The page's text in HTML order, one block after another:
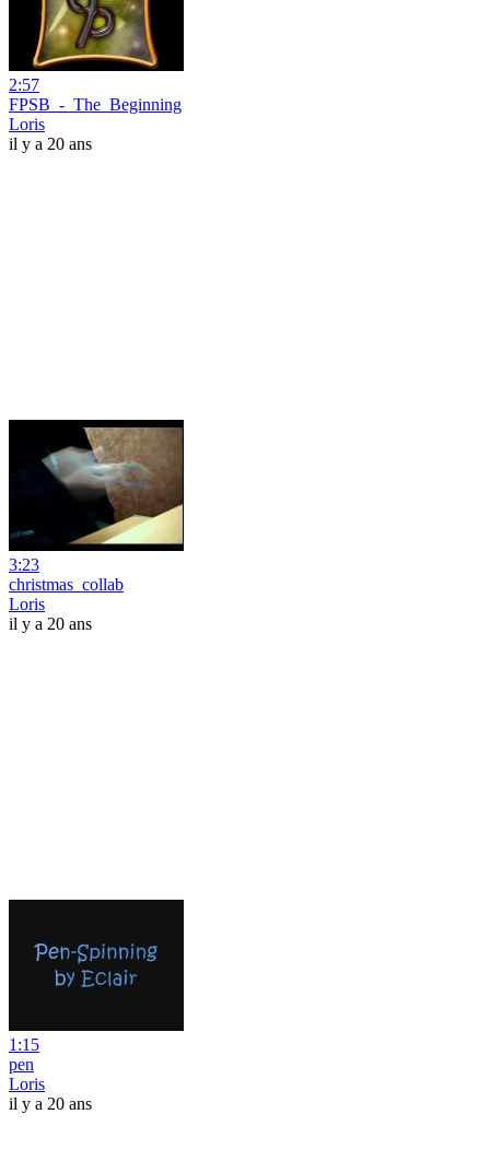
2:57
FPSB_-_The_Beginning
Loris
il y a 20 ans
3:23
christmas_collab
Loris
il y a 20 ans
1:15
pen
Loris
il y a 20 ans